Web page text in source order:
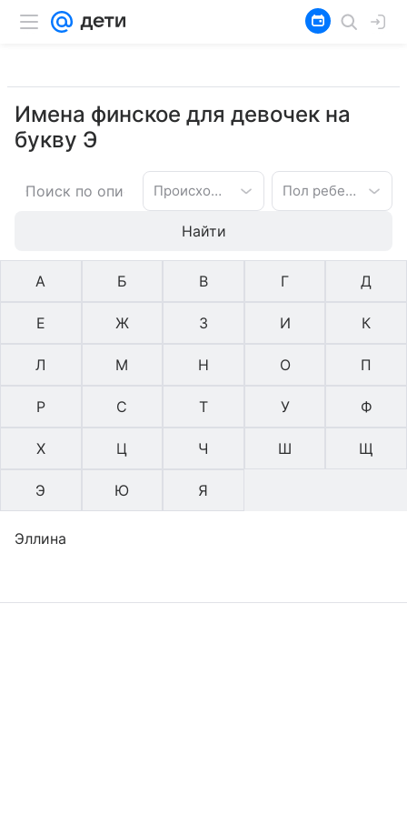
Имена финское для девочек на
букву Э
Происхождение имени Пол ребенка
Найти
А Б В Г Д
Е Ж З И К
Л М Н О П
Р С Т У Ф
Х Ц Ч Ш Щ
Э Ю Я
Эллина